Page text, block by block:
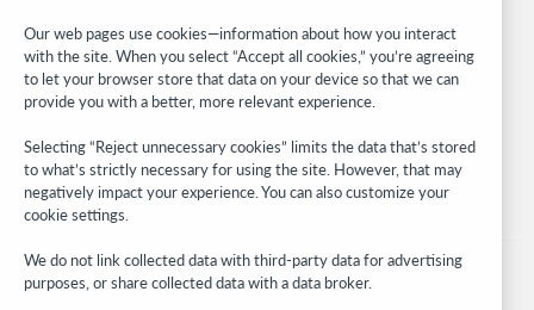
Stay in the know.
Get the latest product updates, research, events, and much more—
right to your inbox.
Subscribe now
Our web pages use cookies—information about how you interact
with the site. When you select “Accept all cookies,” you’re agreeing
to let your browser store that data on your device so that we can
provide you with a better, more relevant experience.
Selecting “Reject unnecessary cookies” limits the data that’s stored
to what’s strictly necessary for using the site. However, that may
negatively impact your experience. You can also customize your
cookie settings.
We do not link collected data with third-party data for advertising
purposes, or share collected data with a data broker.